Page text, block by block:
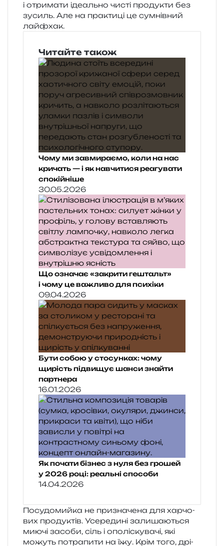
і отри­ма­ти іде­аль­но чисті про­ду­кти без
зусиль. Але на пра­кти­ці це сум­нів­ний
лайфхак.
Читайте також
Чому ми завмираємо, коли на нас
кричать — і як навчитися реагувати
спокійніше
30.05.2026
Що означає «закрити гештальт»
і чому це важливо для психіки
09.04.2026
Бути собою у стосунках: чому
щирість підвищує шанси знайти
партнера
16.01.2026
Як почати бізнес з нуля без грошей
у 2026 році: реальні способи
14.04.2026
Посудомийка не при­зна­че­на для хар­чо­
вих про­ду­ктів. Усередині зали­ша­ю­ться
миючі засо­би, сіль і опо­лі­ску­ва­чі, які
можуть потра­пи­ти на їжу. Крім того, дрі­